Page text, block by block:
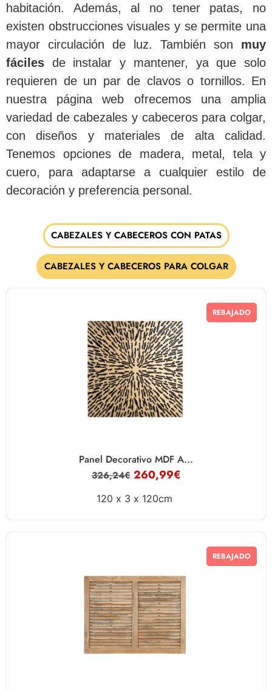
habitación. Además, al no tener patas, no
existen obstrucciones visuales y se permite una
mayor circulación de luz. También son muy
fáciles de instalar y mantener, ya que solo
requieren de un par de clavos o tornillos. En
nuestra página web ofrecemos una amplia
variedad de cabezales y cabeceros para colgar,
con diseños y materiales de alta calidad.
Tenemos opciones de madera, metal, tela y
cuero, para adaptarse a cualquier estilo de
decoración y preferencia personal.
CABEZALES Y CABECEROS CON PATAS
CABEZALES Y CABECEROS PARA COLGAR
REBAJADO
Panel Decorativo MDF A...
326,24€ 260,99€
120 x 3 x 120cm
REBAJADO